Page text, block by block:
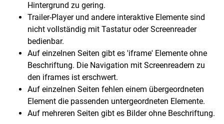
Hintergrund zu gering.
Trailer-Player und andere interaktive Elemente sind
nicht vollständig mit Tastatur oder Screenreader
bedienbar.
Auf einzelnen Seiten gibt es 'iframe' Elemente ohne
Beschriftung. Die Navigation mit Screenreadern zu
den iframes ist erschwert.
Auf einzelnen Seiten fehlen einem übergeordneten
Element die passenden untergeordneten Elemente.
Auf mehreren Seiten gibt es Bilder ohne Beschriftung.